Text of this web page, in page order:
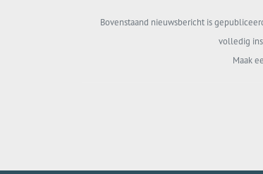
Bovenstaand nieuwsbericht is
volledig
Maak